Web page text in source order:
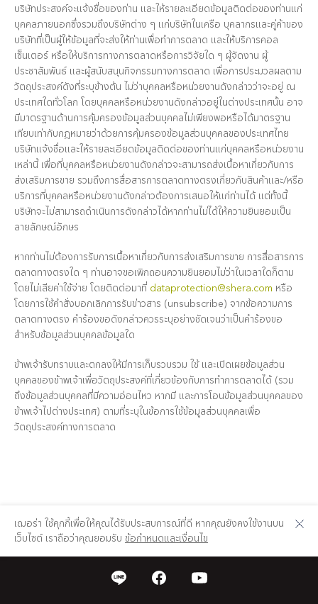
บริษัทประสงค์จะแจ้งชื่อของท่าน และให้รายละเอียดข้อมูลติดต่อของท่านแก่
บุคคลภายนอกซึ่งรวมถึงบริษัทต่าง ๆ แก่บริษัทในเครือ บุคลากรและคู่ค้าของ
บริษัทที่เป็นผู้ให้ข้อมูลที่จะส่งให้ท่านเพื่อทำการตลาด และให้บริการคอล
เซ็นเตอร์ หรือให้บริการทางการตลาดหรือการวิจัยใด ๆ ผู้จัดงาน ผู้
ประชาสัมพันธ์ และผู้สนับสนุนกิจกรรมทางการตลาด เพื่อการประมวลผลตาม
วัตถุประสงค์ดังที่ระบุข้างต้น ไม่ว่าบุคคลหรือหน่วยงานดังกล่าวว่าจะอยู่ ณ
ประเทศใดทั่วโลก โดยบุคคลหรือหน่วยงานดังกล่าวอยู่ในต่างประเทศนั้น อาจ
มีมาตรฐานด้านการคุ้มครองข้อมูลส่วนบุคคลไม่เพียงพอหรือได้มาตรฐาน
เทียบเท่ากับกฎหมายว่าด้วยการคุ้มครองข้อมูลส่วนบุคคลของประเทศไทย
บริษัทแจ้งชื่อและให้รายละเอียดข้อมูลติดต่อของท่านแก่บุคคลหรือหน่วยงาน
เหล่านี้ เพื่อที่บุคคลหรือหน่วยงานดังกล่าวจะสามารถส่งเนื้อหาเกี่ยวกับการ
ส่งเสริมการขาย รวมถึงการสื่อสารการตลาดทางตรงเกี่ยวกับสินค้าและ/หรือ
บริการที่บุคคลหรือหน่วยงานดังกล่าวต้องการเสนอให้แก่ท่านได้ แต่ทั้งนี้
บริษัทจะไม่สามารถดำเนินการดังกล่าวได้หากท่านไม่ได้ให้ความยินยอมเป็น
ลายลักษณ์อักษร
หากท่านไม่ต้องการรับการเนื้อหาเกี่ยวกับการส่งเสริมการขาย การสื่อสารการ
ตลาดทางตรงใด ๆ ท่านอาจขอเพิกถอนความยินยอมไม่ว่าในเวลาใดก็ตาม
โดยไม่เสียค่าใช้จ่าย โดยติดต่อมาที่ dataprotection@shera.com หรือ
โดยการใช้คำสั่งบอกเลิกการรับข่าวสาร (unsubscribe) จากข้อความการ
ตลาดทางตรง คำร้องขอดังกล่าวควรระบุอย่างชัดเจนว่าเป็นคำร้องขอ
สำหรับข้อมูลส่วนบุคคลข้อมูลใด
ข้าพเจ้ารับทราบและตกลงให้มีการเก็บรวบรวม ใช้ และเปิดเผยข้อมูลส่วน
บุคคลของข้าพเจ้าเพื่อวัตถุประสงค์ที่เกี่ยวข้องกับการทำการตลาดได้ (รวม
ถึงข้อมูลส่วนบุคคลที่มีความอ่อนไหว หากมี และการโอนข้อมูลส่วนบุคคลของ
ข้าพเจ้าไปต่างประเทศ) ตามที่ระบุในข้อการใช้ข้อมูลส่วนบุคคลเพื่อ
วัตถุประสงค์ทางการตลาด
เฌอร่า ใช้คุกกี้เพื่อให้คุณได้รับประสบการณ์ที่ดี หากคุณยังคงใช้งานบน
เว็บไซต์ เราถือว่าคุณยอมรับ ข้อกำหนดและเงื่อนไข